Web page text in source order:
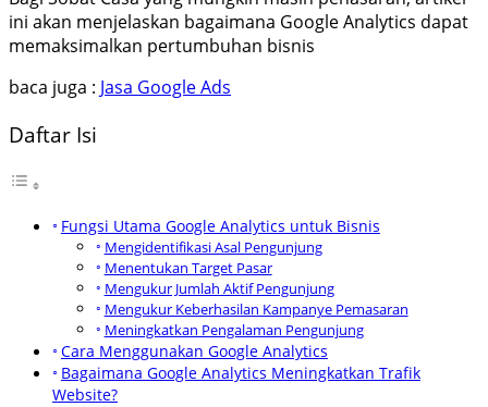
ini akan menjelaskan bagaimana Google Analytics dapat
memaksimalkan pertumbuhan bisnis
baca juga : Jasa Google Ads
Daftar Isi
Fungsi Utama Google Analytics untuk Bisnis
Mengidentifikasi Asal Pengunjung
Menentukan Target Pasar
Mengukur Jumlah Aktif Pengunjung
Mengukur Keberhasilan Kampanye Pemasaran
Meningkatkan Pengalaman Pengunjung
Cara Menggunakan Google Analytics
Bagaimana Google Analytics Meningkatkan Trafik
Website?